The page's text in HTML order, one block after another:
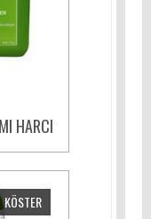
HARCI
KÖSTER